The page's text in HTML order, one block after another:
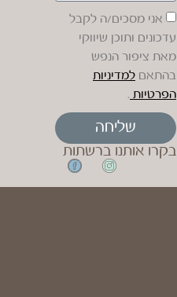
אני מסכים/ה לקבל
עדכונים ותוכן שיווקי
מאת ציפור הנפש
בהתאם למדיניות
הפרטיות .
שליחה
בקרו אותנו ברשתות